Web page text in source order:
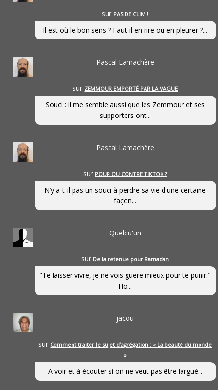
sur PAS DE CLIM !
Il est où le bon sens ? Faut-il en rire ou en pleurer ?...
Pascal Lamachère
sur ZEMMOUR EMPORTÉ PAR LA VAGUE
Souci : il me semble aussi que les Zemmour et ses
supporters ont...
Pascal Lamachère
sur POUR OU CONTRE TIKTOK ?
N’y a-t-il pas un souci à perdre sa vie d'une certaine
façon...
Quelqu'un
sur De la retenue pour Ramadan
"Te laisser vivre, je ne vois guère mieux pour te punir."
Ho...
jacou
sur Comment traiter le sujet d’agrégation : « La beauté du monde
»
A voir et à écouter si on ne veut pas être largué...